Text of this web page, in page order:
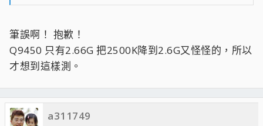
筆誤啊！ 抱歉！
Q9450 只有2.66G 把2500K降到2.6G又怪怪的，所以
才想到這樣測。
a311749